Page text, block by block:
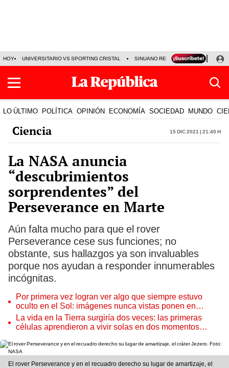
HOY UNIVERSITARIO VS SPORTING CRISTAL SINUANO RESULTADOS HOY
LO ÚLTIMO POLÍTICA OPINIÓN ECONOMÍA SOCIEDAD MUNDO
Ciencia 15 Dic 2021 | 21:40 h
La NASA anuncia
“descubrimientos
sorprendentes” del
Perseverance en Marte
Aún falta mucho para que el rover
Perseverance cese sus funciones; no
obstante, sus hallazgos ya son invaluables
porque nos ayudan a responder innumerables
incógnitas.
Por primera vez logran ver algo que siempre estuvo
oculto en el Sol: imágenes nunca vistas ponen en
aprietos a científicos
La vida en la Tierra surgiría dos veces: las primeras
células aprendieron a vivir solas en dos momentos
El rover Perseverance y en el recuadro derecho su lugar de amartizaje, el